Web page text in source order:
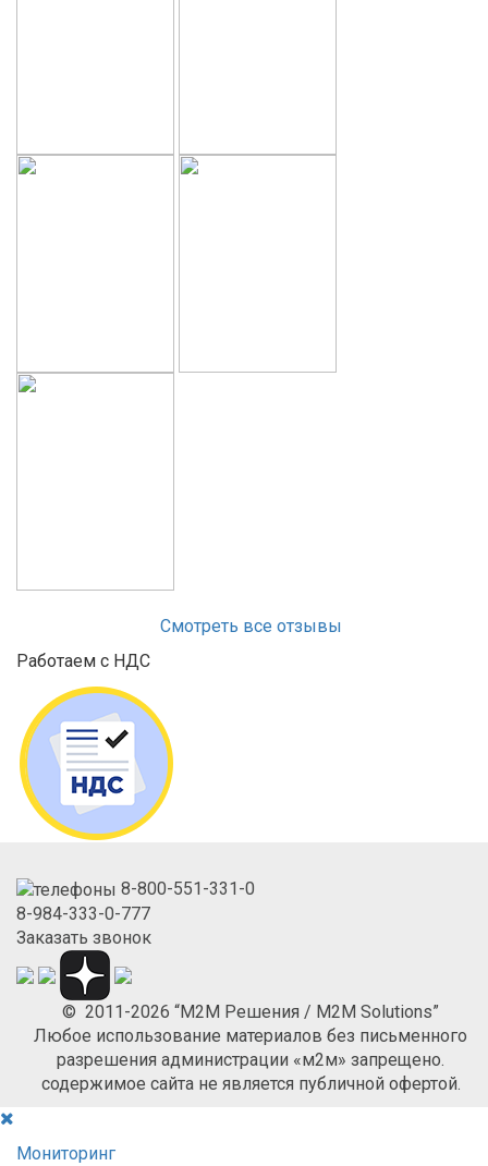
Смотреть все отзывы
Работаем с НДС
8-800-551-331-0
8-984-333-0-777
Заказать звонок
© 2011-2026 “М2М Решения / M2M Solutions”
Любое использование материалов без письменного
разрешения администрации «м2м» запрещено.
содержимое сайта не является публичной офертой.
Мониторинг